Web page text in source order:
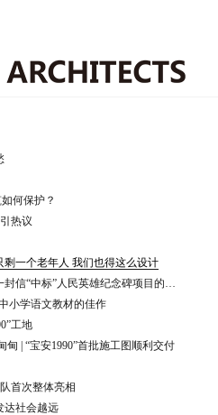
何保护？
热议
剩一个老年人 我们也得这么设计
【2018-10-01】69年前 梁思成用一封信“中标”人民英雄纪念碑项目的设计
小学语文教材的佳作
工地
甸 | ​“宝安1990”首批施工图顺利交付
队首次整体亮相
达社会越远